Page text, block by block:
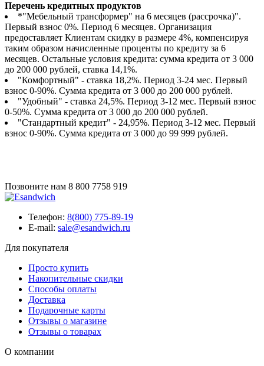
Перечень кредитных продуктов
*"Мебельный трансформер" на 6 месяцев (рассрочка)".
Первый взнос 0%. Период 6 месяцев. Организация
предоставляет Клиентам скидку в размере 4%, компенсируя
таким образом начисленные проценты по кредиту за 6
месяцев. Остальные условия кредита: сумма кредита от 3 000
до 200 000 рублей, ставка 14,1%.
"Комфортный" - ставка 18,2%. Период 3-24 мес. Первый
взнос 0-90%. Сумма кредита от 3 000 до 200 000 рублей.
"Удобный" - ставка 24,5%. Период 3-12 мес. Первый взнос
0-50%. Сумма кредита от 3 000 до 200 000 рублей.
"Стандартный кредит" - 24,95%. Период 3-12 мес. Первый
взнос 0-90%. Сумма кредита от 3 000 до 99 999 рублей.
Позвоните нам 8 800 7758 919
Телефон: 8(800) 775-89-19
E-mail: sale@esandwich.ru
Для покупателя
Просто купить
Накопительные скидки
Способы оплаты
Доставка
Подарочные карты
Отзывы о магазине
Отзывы о товарах
О компании